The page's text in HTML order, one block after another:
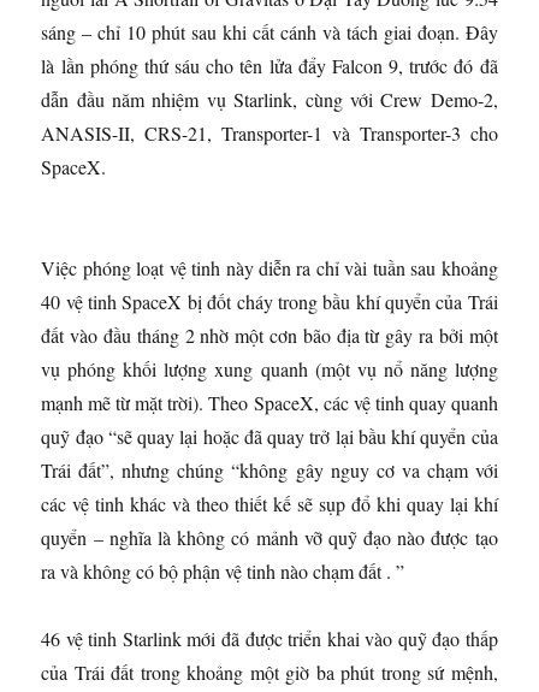
sáng – chỉ 10 phút sau khi cất cánh và tách giai đoạn. Đây
là lần phóng thứ sáu cho tên lửa đẩy Falcon 9, trước đó đã
dẫn đầu năm nhiệm vụ Starlink, cùng với Crew Demo-2,
ANASIS-II, CRS-21, Transporter-1 và Transporter-3 cho
SpaceX.
Việc phóng loạt vệ tinh này diễn ra chỉ vài tuần sau khoảng
40 vệ tinh SpaceX bị đốt cháy trong bầu khí quyển của Trái
đất vào đầu tháng 2 nhờ một cơn bão địa từ gây ra bởi một
vụ phóng khối lượng xung quanh (một vụ nổ năng lượng
mạnh mẽ từ mặt trời). Theo SpaceX, các vệ tinh quay quanh
quỹ đạo “sẽ quay lại hoặc đã quay trở lại bầu khí quyển của
Trái đất”, nhưng chúng “không gây nguy cơ va chạm với
các vệ tinh khác và theo thiết kế sẽ sụp đổ khi quay lại khí
quyển – nghĩa là không có mảnh vỡ quỹ đạo nào được tạo
ra và không có bộ phận vệ tinh nào chạm đất . ”
46 vệ tinh Starlink mới đã được triển khai vào quỹ đạo thấp
của Trái đất trong khoảng một giờ ba phút trong sứ mệnh,